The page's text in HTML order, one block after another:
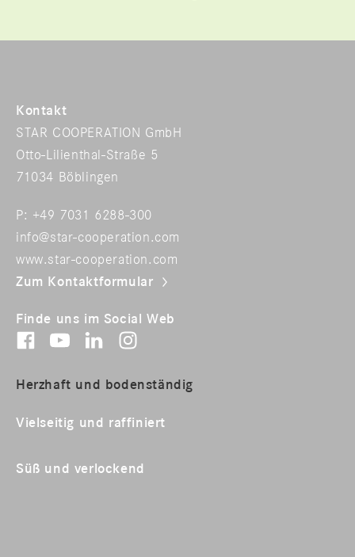
Kontakt
STAR COOPERATION GmbH
Otto-Lilienthal-Straße 5
71034 Böblingen
P: +49 7031 6288-300
info@star-cooperation.com
www.star-cooperation.com
Zum Kontaktformular
Finde uns im Social Web
Herzhaft und bodenständig
Vielseitig und raffiniert
Süß und verlockend